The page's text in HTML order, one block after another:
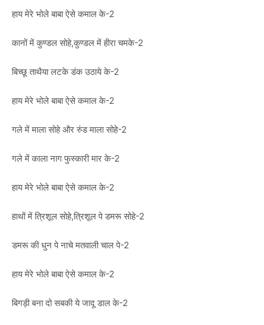
हाय मेरे भोले बाबा ऐसे कमाल के-2
कानों में कुण्डल सोहे,कुण्डल में हीरा चमके-2
बिच्छू ताथैया लटके डंक उठाये के-2
हाय मेरे भोले बाबा ऐसे कमाल के-2
गले में माला सोहे और रुंड माला सोहे-2
गले में काला नाग फुस्कारी मार के-2
हाय मेरे भोले बाबा ऐसे कमाल के-2
हाथों में त्रिशूल सोहे,त्रिशूल पे डमरू सोहे-2
डमरू की धुन पे नाचे मतवाली चाल पे-2
हाय मेरे भोले बाबा ऐसे कमाल के-2
बिगड़ी बना दो सबकी ये जादू डाल के-2